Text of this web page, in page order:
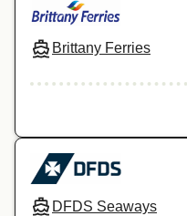
Deutschland
Norge
Indonesia
Brittany Ferries
DFDS Seaways